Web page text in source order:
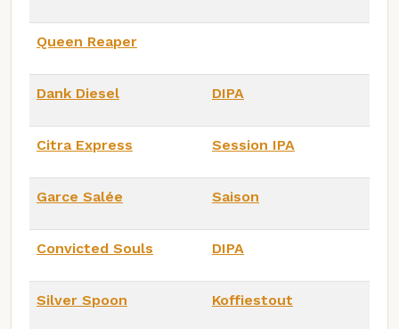
Queen Reaper
Dank Diesel DIPA
Citra Express Session IPA
Garce Salée Saison
Convicted Souls DIPA
Silver Spoon Koffiestout